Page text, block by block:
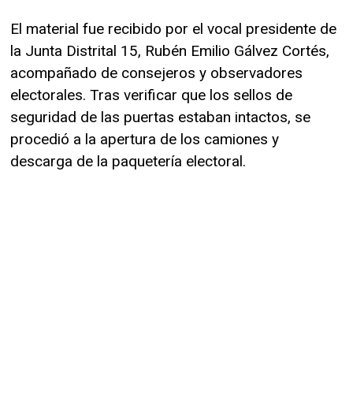
El material fue recibido por el vocal presidente de
la Junta Distrital 15, Rubén Emilio Gálvez Cortés,
acompañado de consejeros y observadores
electorales. Tras verificar que los sellos de
seguridad de las puertas estaban intactos, se
procedió a la apertura de los camiones y
descarga de la paquetería electoral.